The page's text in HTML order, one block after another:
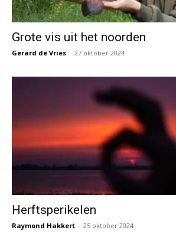
Grote vis uit het noorden
Gerard de Vries - 27 oktober 2024
Herftsperikelen
Raymond Hakkert - 25 oktober 2024